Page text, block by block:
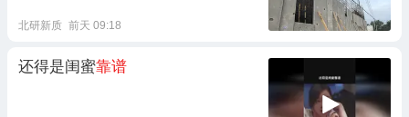
北研新质 前天 09:18
还得是闺蜜靠谱